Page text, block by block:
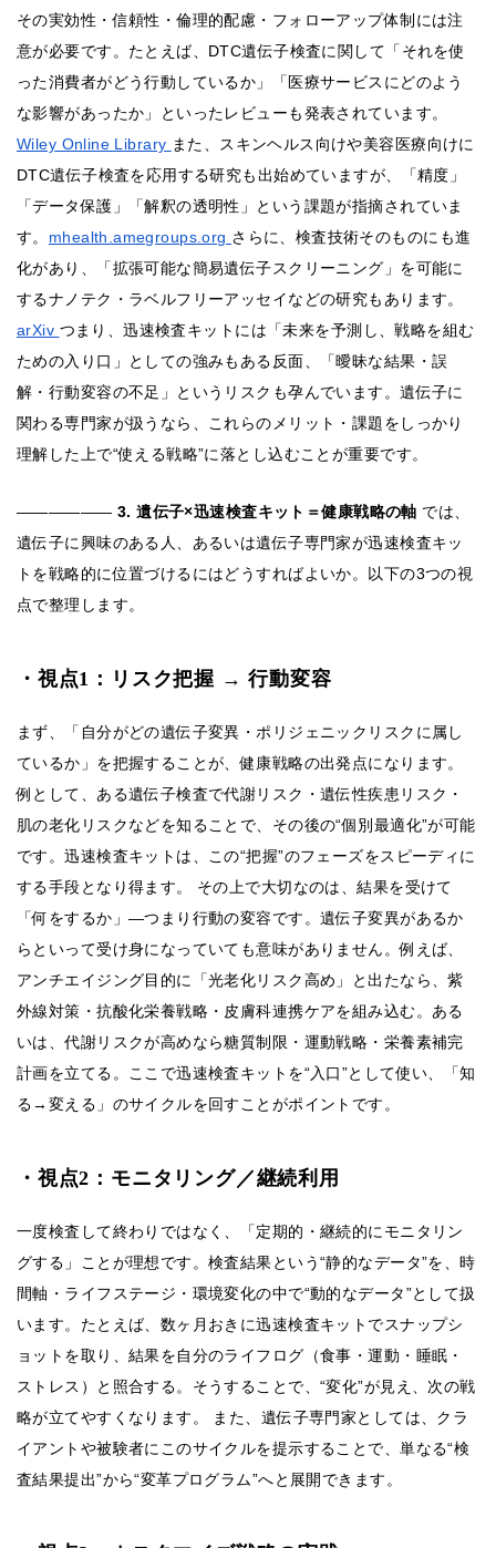
その実効性・信頼性・倫理的配慮・フォローアップ体制には注
意が必要です。たとえば、DTC遺伝子検査に関して「それを使
った消費者がどう行動しているか」「医療サービスにどのよう
な影響があったか」といったレビューも発表されています。
Wiley Online Library また、スキンヘルス向けや美容医療向けに
DTC遺伝子検査を応用する研究も出始めていますが、「精度」
「データ保護」「解釈の透明性」という課題が指摘されていま
す。 mhealth.amegroups.org さらに、検査技術そのものにも進
化があり、「拡張可能な簡易遺伝子スクリーニング」を可能に
するナノテク・ラベルフリーアッセイなどの研究もあります。
arXiv つまり、迅速検査キットには「未来を予測し、戦略を組む
ための入り口」としての強みもある反面、「曖昧な結果・誤
解・行動変容の不足」というリスクも孕んでいます。遺伝子に
関わる専門家が扱うなら、これらのメリット・課題をしっかり
理解した上で“使える戦略”に落とし込むことが重要です。
―――――― 3. 遺伝子×迅速検査キット＝健康戦略の軸 では、
遺伝子に興味のある人、あるいは遺伝子専門家が迅速検査キッ
トを戦略的に位置づけるにはどうすればよいか。以下の3つの視
点で整理します。
・視点1：リスク把握 → 行動変容
まず、「自分がどの遺伝子変異・ポリジェニックリスクに属し
ているか」を把握することが、健康戦略の出発点になります。
例として、ある遺伝子検査で代謝リスク・遺伝性疾患リスク・
肌の老化リスクなどを知ることで、その後の“個別最適化”が可能
です。迅速検査キットは、この“把握”のフェーズをスピーディに
する手段となり得ます。 その上で大切なのは、結果を受けて
「何をするか」—つまり行動の変容です。遺伝子変異があるか
らといって受け身になっていても意味がありません。例えば、
アンチエイジング目的に「光老化リスク高め」と出たなら、紫
外線対策・抗酸化栄養戦略・皮膚科連携ケアを組み込む。ある
いは、代謝リスクが高めなら糖質制限・運動戦略・栄養素補完
計画を立てる。ここで迅速検査キットを“入口”として使い、「知
る→変える」のサイクルを回すことがポイントです。
・視点2：モニタリング／継続利用
一度検査して終わりではなく、「定期的・継続的にモニタリン
グする」ことが理想です。検査結果という“静的なデータ”を、時
間軸・ライフステージ・環境変化の中で“動的なデータ”として扱
います。たとえば、数ヶ月おきに迅速検査キットでスナップシ
ョットを取り、結果を自分のライフログ（食事・運動・睡眠・
ストレス）と照合する。そうすることで、“変化”が見え、次の戦
略が立てやすくなります。 また、遺伝子専門家としては、クラ
イアントや被験者にこのサイクルを提示することで、単なる“検
査結果提出”から“変革プログラム”へと展開できます。